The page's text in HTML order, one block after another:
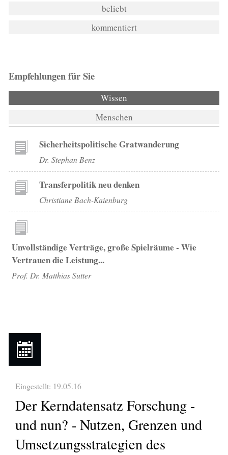
beliebt
kommentiert
Empfehlungen für Sie
Wissen
Menschen
Sicherheitspolitische Gratwanderung
Dr. Stephan Benz
Transferpolitik neu denken
Christiane Bach-Kaienburg
Unvollständige Verträge, große Spielräume - Wie
Vertrauen die Leistung...
Prof. Dr. Matthias Sutter
Eingestellt: 19.05.16
Der Kerndatensatz Forschung -
und nun? - Nutzen, Grenzen und
Umsetzungsstrategien des